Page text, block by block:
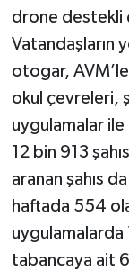
drone destekli
Vatandaşların
otogar,
okul çevreleri,
uygulamalar
12 bin 913
aranan şahıs
haftada 554
uygulamalarda
tabancaya ait